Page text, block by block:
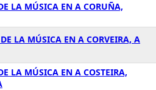
LA MÚSICA EN A CORUÑA,
LA MÚSICA EN A CORVEIRA, A
LA MÚSICA EN A COSTEIRA,